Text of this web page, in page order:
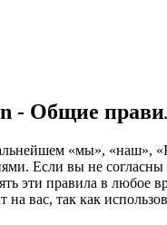
- Общие
«мы», «наш»,
Если вы не
правила в любое
вас, так как